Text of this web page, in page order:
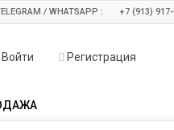
/ WHATSAPP : +7 (913)
Войти Регистрация